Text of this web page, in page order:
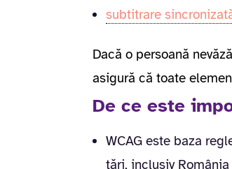
subtitrare
Dacă o persoană
asigură că toate
De ce este
WCAG este baza
țări, inclusiv